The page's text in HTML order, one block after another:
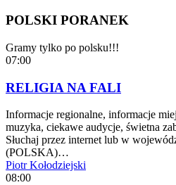
POLSKI PORANEK
Gramy tylko po polsku!!!
07:00
RELIGIA NA FALI
Informacje regionalne, informacje
muzyka, ciekawe audycje, świetna
Słuchaj przez internet lub w
(POLSKA)…
Piotr Kołodziejski
08:00